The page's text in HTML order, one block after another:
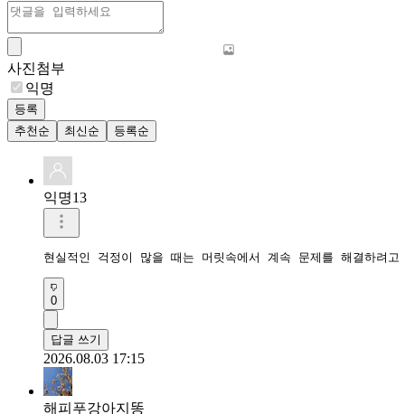
사진첨부
익명
등록
추천순
최신순 등록순
익명13
현실적인 걱정이 많을 때는 머릿속에서 계속 문제를 해결하려
0
답글 쓰기
2026.08.03 17:15
해피푸강아지똥